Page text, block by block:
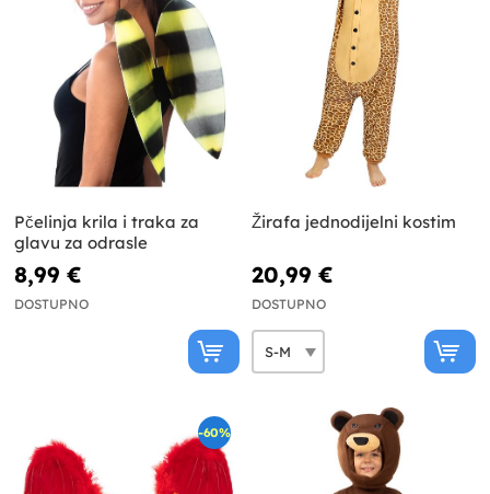
Pčelinja krila i traka za
glavu za odrasle
8,99 €
DOSTUPNO
Žirafa jednodijelni kostim
20,99 €
DOSTUPNO
-60%